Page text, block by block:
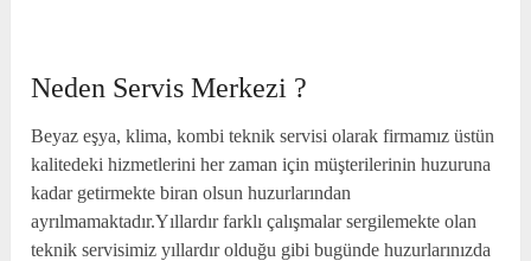
Neden Servis Merkezi ?
Beyaz eşya, klima, kombi teknik servisi olarak firmamız üstün
kalitedeki hizmetlerini her zaman için müşterilerinin huzuruna
kadar getirmekte biran olsun huzurlarından
ayrılmamaktadır.Yıllardır farklı çalışmalar sergilemekte olan
teknik servisimiz yıllardır olduğu gibi bugünde huzurlarınızda